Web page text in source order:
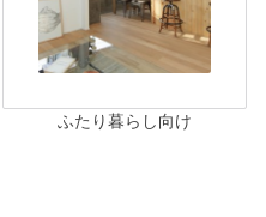
ふたり暮らし向け